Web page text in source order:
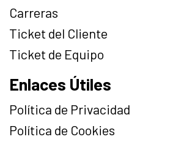
Carreras
Ticket del Cliente
Ticket de Equipo
Enlaces Útiles
Política de Privacidad
Política de Cookies